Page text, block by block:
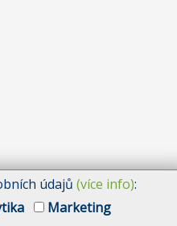
údajů (více info):
Marketing